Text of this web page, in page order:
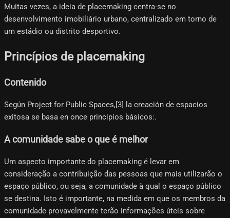
Muitas vezes, a ideia de placemaking centra-se no
desenvolvimento imobiliário urbano, centralizado em torno de
um estádio ou distrito desportivo.
Princípios de placemaking
Contenido
Según Project for Public Spaces,[3]​ la creación de espacios
exitosa se basa en once principios básicos:.
A comunidade sabe o que é melhor
Um aspecto importante do placemaking é levar em
consideração a contribuição das pessoas que mais utilizarão o
espaço público, ou seja, a comunidade à qual o espaço público
se destina. Isto é importante, na medida em que os membros da
comunidade provavelmente terão informações úteis sobre